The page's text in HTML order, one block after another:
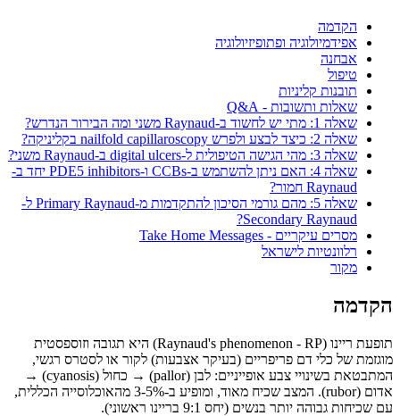
הקדמה
אפידמיולוגיה ופתופיזיולוגיה
אבחנה
טיפול
תובנות קליניות
שאלות ותשובות - Q&A
שאלה 1: מתי יש לחשוד ב-Raynaud משני ומה הבירור הנדרש?
שאלה 2: כיצד לבצע ולפרש nailfold capillaroscopy בקליניקה?
שאלה 3: מהי הגישה הטיפולית ל-digital ulcers ב-Raynaud משני?
שאלה 4: האם ניתן להשתמש ב-CCBs ו-PDE5 inhibitors יחד ב-
Raynaud חמור?
שאלה 5: מהם גורמי הסיכון להתקדמות מ-Primary Raynaud ל-
Secondary Raynaud?
מסרים עיקריים - Take Home Messages
רלוונטיות לישראל
מקור
הקדמה
תופעת ריינו (Raynaud's phenomenon - RP) היא תגובה וזוספסטית
מוגזמת של כלי דם פריפריים (בעיקר אצבעות) לקור או לסטרס רגשי,
המתבטאת בשינויי צבע אופייניים: לבן (pallor) → כחול (cyanosis) →
אדום (rubor). המצב שכיח מאוד, ומופיע ב-3-5% מהאוכלוסייה הכללית,
עם שכיחות גבוהה יותר בנשים (יחס 9:1 בריינו ראשוני).